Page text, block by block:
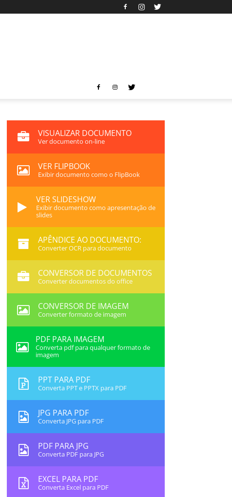
VISUALIZAR DOCUMENTO
Ver documento on-line
VER FLIPBOOK
Exibir documento como o FlipBook
VER SLIDESHOW
Exibir documento como apresentação de
slides
APÊNDICE AO DOCUMENTO:
Converter OCR para documento
CONVERSOR DE DOCUMENTOS
Converter documentos do office
CONVERSOR DE IMAGEM
Converter formato de imagem
PDF PARA IMAGEM
Converta pdf para qualquer formato de
imagem
PPT PARA PDF
Converta PPT e PPTX para PDF
JPG PARA PDF
Converta JPG para PDF
PDF PARA JPG
Converta PDF para JPG
EXCEL PARA PDF
Converta Excel para PDF